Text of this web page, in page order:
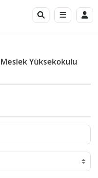
Yüksekokulu